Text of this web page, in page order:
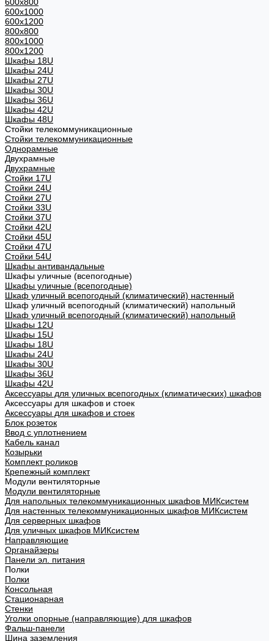
600х1000
600х1200
800x800
800х1000
800х1200
Шкафы 18U
Шкафы 24U
Шкафы 27U
Шкафы 30U
Шкафы 36U
Шкафы 42U
Шкафы 48U
Стойки телекоммуникационные
Стойки телекоммуникационные
Однорамные
Двухрамные
Двухрамные
Стойки 17U
Стойки 24U
Стойки 27U
Стойки 33U
Стойки 37U
Стойки 42U
Стойки 45U
Стойки 47U
Стойки 54U
Шкафы антивандальные
Шкафы уличные (всепогодные)
Шкафы уличные (всепогодные)
Шкаф уличный всепогодный (климатический) настенный
Шкаф уличный всепогодный (климатический) напольный
Шкаф уличный всепогодный (климатический) напольный
Шкафы 12U
Шкафы 15U
Шкафы 18U
Шкафы 24U
Шкафы 30U
Шкафы 36U
Шкафы 42U
Аксессуары для уличных всепогодных (климатических) шкафов
Аксессуары для шкафов и стоек
Аксессуары для шкафов и стоек
Блок розеток
Ввод с уплотнением
Кабель канал
Козырьки
Комплект роликов
Крепежный комплект
Модули вентиляторные
Модули вентиляторные
Для напольных телекоммуникационных шкафов МИКсистем
Для настенных телекоммуникационных шкафов МИКсистем
Для серверных шкафов
Для уличных шкафов МИКсистем
Направляющие
Органайзеры
Панели эл. питания
Полки
Полки
Консольная
Стационарная
Стенки
Уголки опорные (направляющие) для шкафов
Фальш-панели
Шина заземления